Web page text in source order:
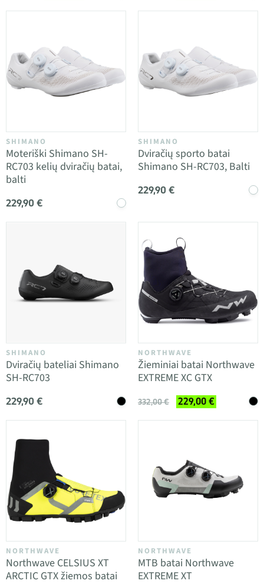
SHIMANO
Moteriški Shimano SH-
RC703 kelių dviračių batai,
balti
229,90 €
SHIMANO
Dviračių sporto batai
Shimano SH-RC703, Balti
229,90 €
SHIMANO
Dviračių bateliai Shimano
SH-RC703
229,90 €
NORTHWAVE
Žieminiai batai Northwave
EXTREME XC GTX
332,00 € 229,00 €
NORTHWAVE
Northwave CELSIUS XT
ARCTIC GTX žiemos batai
NORTHWAVE
MTB batai Northwave
EXTREME XT